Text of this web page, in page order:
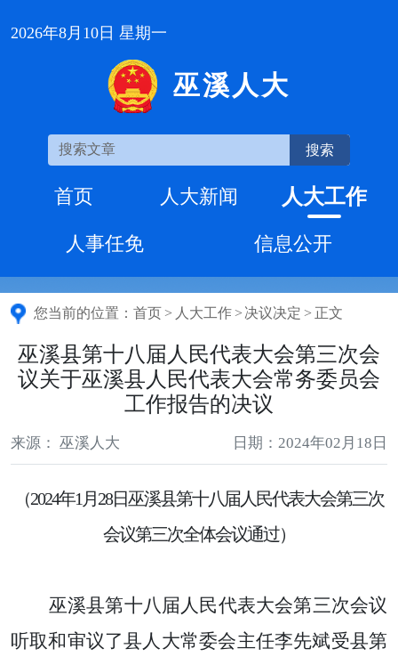
2026年8月10日 星期一
巫溪人大
搜索
首页 人大新闻 人大工作
人事任免 信息公开
您当前的位置： 首页 > 人大工作 > 决议决定 > 正文
巫溪县第十八届人民代表大会第三次会
议关于巫溪县人民代表大会常务委员会
工作报告的决议
来源： 巫溪人大 日期：2024年02月18日
（2024年1 月28日巫溪县第十八届人民代表大会第三次
会议第三次全体会议通过）
巫溪县第十八届人民代表大会第三次会议
听取和审议了县人大常委会主任李先斌受县第